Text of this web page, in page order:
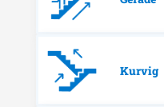
Kurvig